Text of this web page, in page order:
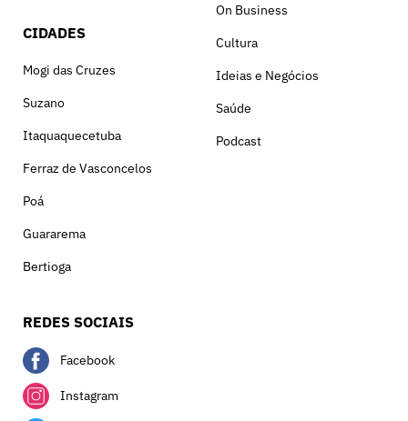
CIDADES
Mogi das Cruzes
Suzano
Itaquaquecetuba
Ferraz de Vasconcelos
Poá
Guararema
Bertioga
On Business
Cultura
Ideias e Negócios
Saúde
Podcast
REDES SOCIAIS
Facebook
Instagram